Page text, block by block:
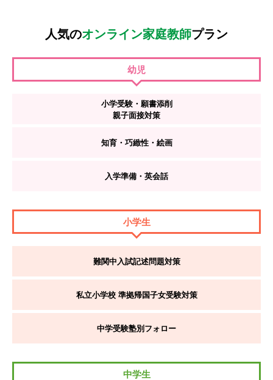
人気のオンライン家庭教師プラン
幼児
小学受験・ 願書添削
親子面接対策
知育・巧緻性・絵画
入学準備・英会話
小学生
難関中入試記述問題対策
私立小学校 準拠帰国子女受験対策
中学受験塾別フォロー
中学生